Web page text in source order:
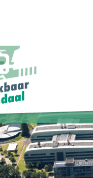
makkelijk.
en een
footprint.